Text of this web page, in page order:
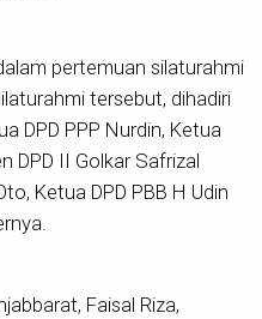
pertemuan silaturahmi
tersebut, dihadiri
DPD PPP Nurdin, Ketua
DPD II Golkar Safrizal
Ketua DPD PBB H Udin
Faisal Riza,